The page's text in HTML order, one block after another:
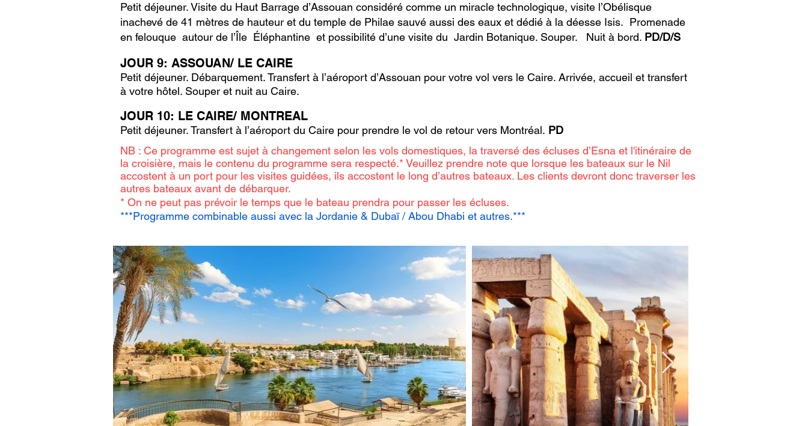
Petit déjeuner. Visite du Haut Barrage d’Assouan considéré comme un miracle technologique, visite l’Obélisque
inachevé de 41 mètres de hauteur et du temple de Philae sauvé aussi des eaux et dédié à la déesse Isis. Promenade
en felouque autour de l’Île Éléphantine et possibilité d’une visite du Jardin Botanique. Souper. Nuit à bord. PD/D/S
JOUR 9: ASSOUAN/ LE CAIRE
Petit déjeuner. Débarquement. Transfert à l’aéroport d’Assouan pour votre vol vers le Caire. Arrivée, accueil et transfert
à votre hôtel. Souper et nuit au Caire.
JOUR 10: LE CAIRE/ MONTREAL
Petit déjeuner. Transfert à l’aéroport du Caire pour prendre le vol de retour vers Montréal. PD
NB : Ce programme est sujet à changement selon les vols domestiques, la traversé des écluses d’Esna et l'itinéraire de
la croisière, mais le contenu du programme sera respecté.* Veuillez prendre note que lorsque les bateaux sur le Nil
accostent à un port pour les visites guidées, ils accostent le long d’autres bateaux. Les clients devront donc traverser les
autres bateaux avant de débarquer.
* On ne peut pas prévoir le temps que le bateau prendra pour passer les écluses.
***Programme combinable aussi avec la Jordanie & Dubaï / Abou Dhabi et autres.***